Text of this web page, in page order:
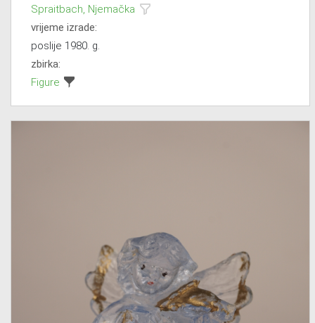
Spraitbach, Njemačka
vrijeme izrade:
poslije 1980. g.
zbirka:
Figure